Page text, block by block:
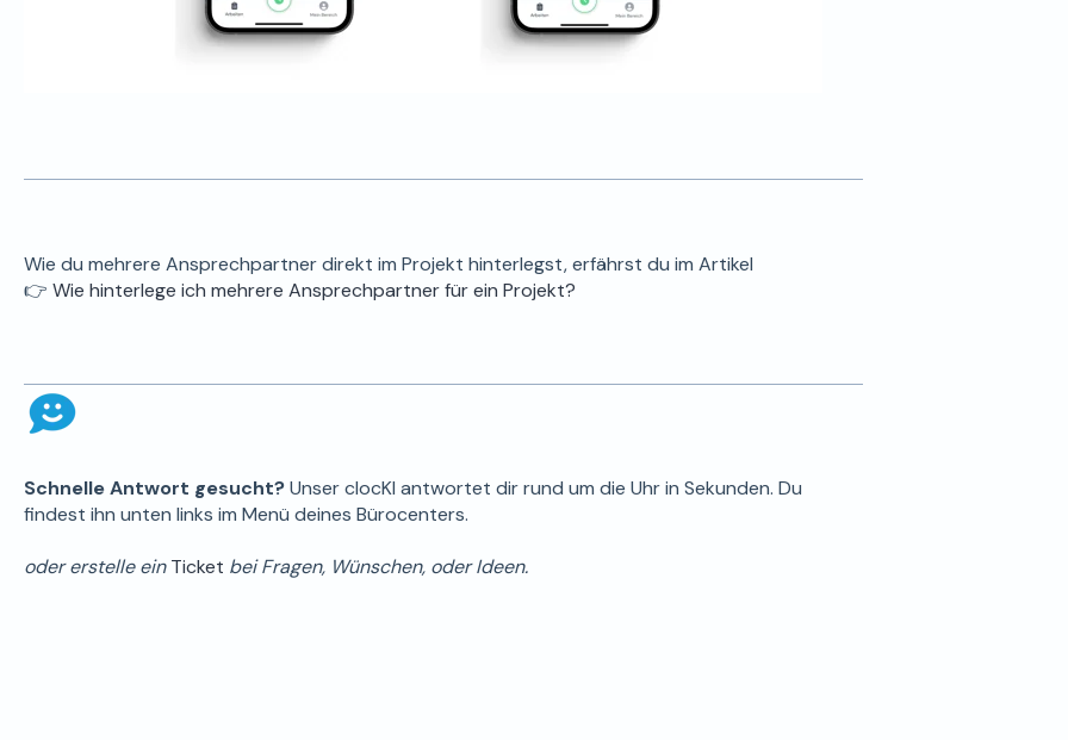
Wie du mehrere Ansprechpartner direkt im Projekt hinterlegst, erfährst du im Artikel
👉 Wie hinterlege ich mehrere Ansprechpartner für ein Projekt?
Schnelle Antwort gesucht?Unser clocKI antwortet dir rund um die Uhr in Sekunden. Du
findest ihn unten links im Menü deines Bürocenters.
oder erstelle einTicket bei Fragen, Wünschen, oder Ideen.